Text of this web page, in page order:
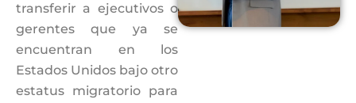
transferir a ejecutivos o
gerentes que ya se
encuentran en los
Estados Unidos bajo otro
estatus migratorio para